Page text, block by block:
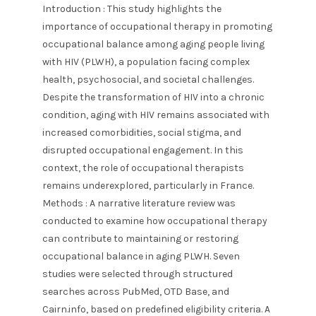
Introduction : This study highlights the
importance of occupational therapy in promoting
occupational balance among aging people living
with HIV (PLWH), a population facing complex
health, psychosocial, and societal challenges.
Despite the transformation of HIV into a chronic
condition, aging with HIV remains associated with
increased comorbidities, social stigma, and
disrupted occupational engagement. In this
context, the role of occupational therapists
remains underexplored, particularly in France.
Methods : A narrative literature review was
conducted to examine how occupational therapy
can contribute to maintaining or restoring
occupational balance in aging PLWH. Seven
studies were selected through structured
searches across PubMed, OTD Base, and
Cairn.info, based on predefined eligibility criteria. A